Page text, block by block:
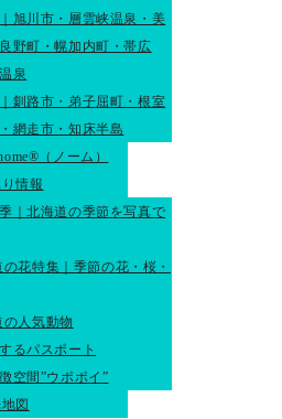
旭川市・層雲峡温泉・美
野町・幌加内町・帯広
泉
釧路市・弟子屈町・根室
網走市・知床半島
（ノーム）
情報
｜北海道の季節を写真で
花特集｜季節の花・桜・
の人気動物
るパスポート
空間”ウポポイ”
図